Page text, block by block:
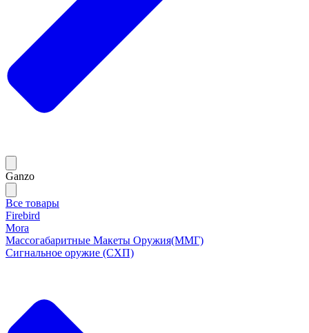
Ganzo
Все товары
Firebird
Mora
Массогабаритные Макеты Оружия(ММГ)
Сигнальное оружие (СХП)